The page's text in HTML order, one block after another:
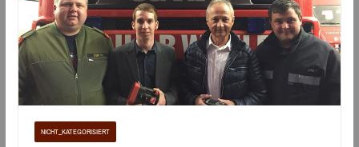
NICHT_KATEGORISIERT